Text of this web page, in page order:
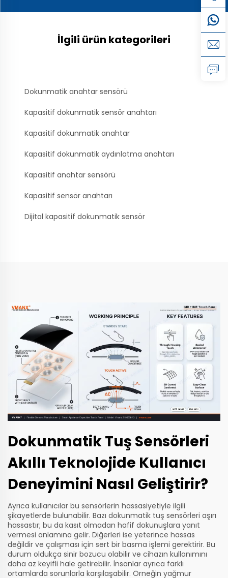
İlgili ürün kategorileri
Dokunmatik anahtar sensörü
Kapasitif dokunmatik sensör anahtarı
Kapasitif dokunmatik anahtar
Kapasitif dokunmatik aydınlatma anahtarı
Kapasitif anahtar sensörü
Kapasitif sensör anahtarı
Dijital kapasitif dokunmatik sensör
Dokunmatik Tuş Sensörleri
Akıllı Teknolojide Kullanıcı
Deneyimini Nasıl Geliştirir?
Ayrıca kullanıcılar bu sensörlerin hassasiyetiyle ilgili
şikayetlerde bulunabilir. Bazı dokunmatik tuş sensörleri aşırı
hassastır; bu da kasıt olmadan hafif dokunuşlara yanıt
vermesi anlamına gelir. Diğerleri ise yeterince hassas
değildir ve çalışması için sert bir basma işlemi gerektirir. Bu
durum oldukça sinir bozucu olabilir ve cihazın kullanımını
daha az keyifli hale getirebilir. İnsanlar ayrıca farklı
ortamlarda sorunlarla karşılaşabilir. Örneğin yağmur